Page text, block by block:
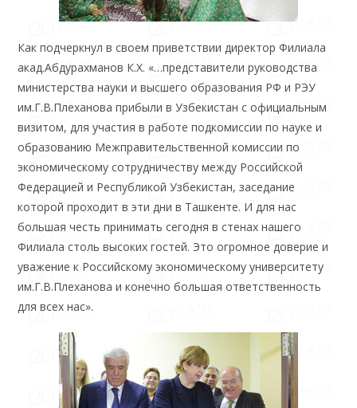
Как подчеркнул в своем приветствии директор Филиала
акад.Абдурахманов К.Х. «…представители руководства
министерства науки и высшего образования РФ и РЭУ
им.Г.В.Плеханова прибыли в Узбекистан с официальным
визитом, для участия в работе подкомиссии по науке и
образованию Межправительственной комиссии по
экономическому сотрудничеству между Российской
Федерацией и Республикой Узбекистан, заседание
которой проходит в эти дни в Ташкенте. И для нас
большая честь принимать сегодня в стенах нашего
Филиала столь высоких гостей. Это огромное доверие и
уважение к Российскому экономическому университету
им.Г.В.Плеханова и конечно большая ответственность
для всех нас».